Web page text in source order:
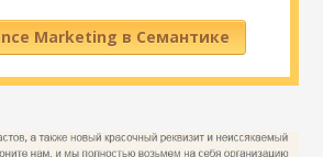
Marketing в Семантике